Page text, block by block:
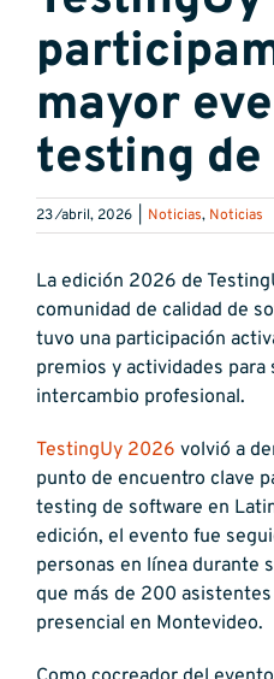
mayor
testing de
23 ⁄abril, 2026 Noticias, Noticias
La edición 2026 de
comunidad de calidad de
tuvo una participación
premios y actividades
intercambio profesional.
TestingUy 2026 volvió a
punto de encuentro clave
testing de software en
edición, el evento fue
personas en línea durante
que más de 200
presencial en Montevideo.